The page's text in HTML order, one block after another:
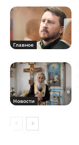
Главное
Новости